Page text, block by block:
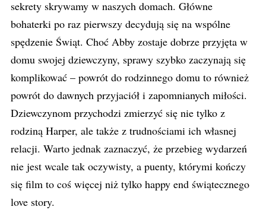
sekrety skrywamy w naszych domach. Główne
bohaterki po raz pierwszy decydują się na wspólne
spędzenie Świąt. Choć Abby zostaje dobrze przyjęta w
domu swojej dziewczyny, sprawy szybko zaczynają się
komplikować – powrót do rodzinnego domu to również
powrót do dawnych przyjaciół i zapomnianych miłości.
Dziewczynom przychodzi zmierzyć się nie tylko z
rodziną Harper, ale także z trudnościami ich własnej
relacji. Warto jednak zaznaczyć, że przebieg wydarzeń
nie jest wcale tak oczywisty, a puenty, którymi kończy
się film to coś więcej niż tylko happy end świątecznego
love story.